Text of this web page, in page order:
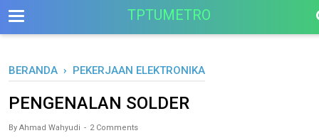
--> TPTUMETRO
BERANDA › PEKERJAAN ELEKTRONIKA
PENGENALAN SOLDER
By Ahmad Wahyudi 2 Comments